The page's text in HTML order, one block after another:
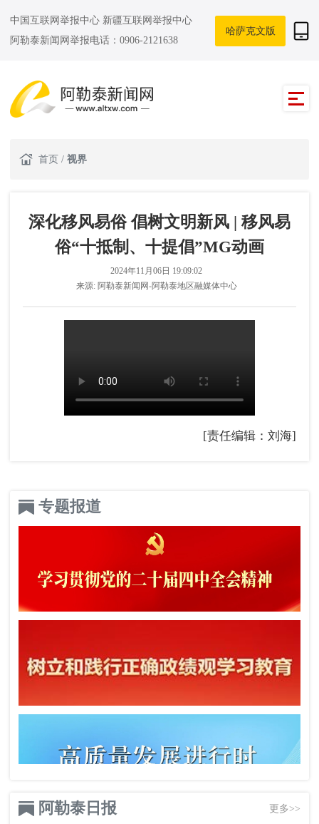
中国互联网举报中心 新疆互联网举报中心
阿勒泰新闻网举报电话：0906-2121638
哈萨克文版
首页 / 视界
深化移风易俗 倡树文明新风 | 移风易
俗“十抵制、十提倡”MG动画
2024年11月06日 19:09:02
来源: 阿勒泰新闻网-阿勒泰地区融媒体中心
[责任编辑：刘海]
专题报道
阿勒泰日报 更多>>